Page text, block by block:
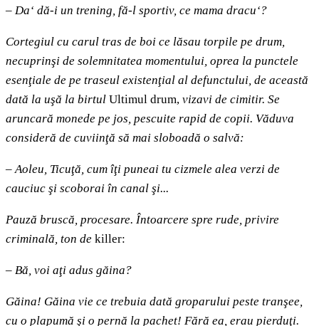
– Da‘ dă-i un trening, fă-l sportiv, ce mama dracu‘?
Cortegiul cu carul tras de boi ce lăsau torpile pe drum,
necuprinşi de solemnitatea momentului, oprea la punctele
esenţiale de pe traseul existenţial al defunctului, de această
dată la uşă la birtul Ultimul drum, vizavi de cimitir. Se
aruncară monede pe jos, pescuite rapid de copii. Văduva
consideră de cuviinţă să mai sloboadă o salvă:
–Aoleu, Ticuţă, cum îţi puneai tu cizmele alea verzi de
cauciuc şi scoborai în canal şi...
Pauză bruscă, procesare. Întoarcere spre rude, privire
criminală, ton de killer:
– Bă, voi aţi adus găina?
Găina! Găina vie ce trebuia dată groparului peste tranşee,
cu o plapumă şi o pernă la pachet! Fără ea, erau pierduţi.